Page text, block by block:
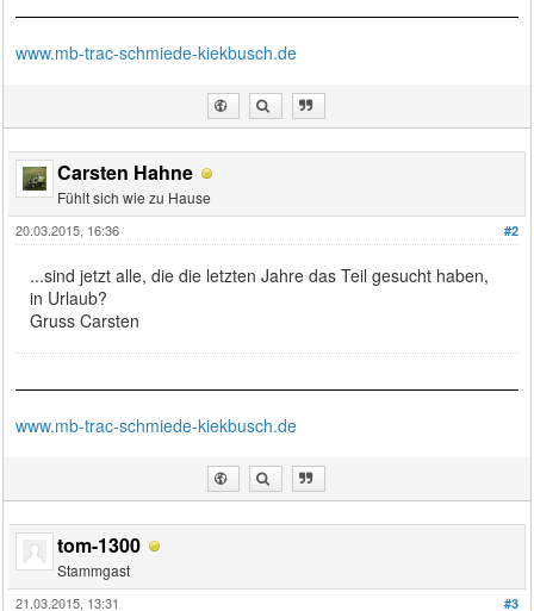
www.mb-trac-schmiede-kiekbusch.de
Carsten Hahne
Fühlt sich wie zu Hause
#2
20.03.2015, 16:36
...sind jetzt alle, die die letzten Jahre das Teil gesucht haben,
in Urlaub?
Gruss Carsten
www.mb-trac-schmiede-kiekbusch.de
tom-1300
Stammgast
#3
21.03.2015, 13:31